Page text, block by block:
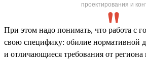
проектирования и
При этом надо понимать, что работа с
свою специфику: обилие нормативной
и отличающиеся требования от региона